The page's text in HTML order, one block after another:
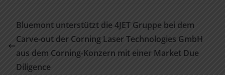
Bluemont unterstützt die 4JET Gruppe bei dem
Carve-out der Corning Laser Technologies GmbH
aus dem Corning-Konzern mit einer Market Due
Diligence